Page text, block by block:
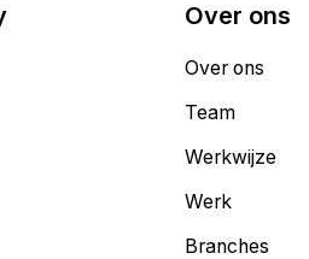
Over ons
Over ons
Team
Werkwijze
Werk
Branches